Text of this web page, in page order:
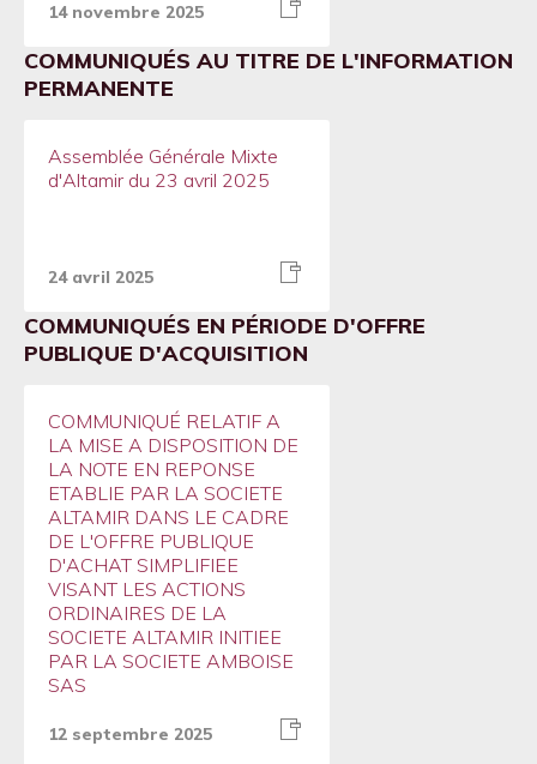
14 novembre 2025
COMMUNIQUÉS AU TITRE DE L'INFORMATION
PERMANENTE
Assemblée Générale Mixte
d'Altamir du 23 avril 2025
24 avril 2025
COMMUNIQUÉS EN PÉRIODE D'OFFRE
PUBLIQUE D'ACQUISITION
COMMUNIQUÉ RELATIF A
LA MISE A DISPOSITION DE
LA NOTE EN REPONSE
ETABLIE PAR LA SOCIETE
ALTAMIR DANS LE CADRE
DE L'OFFRE PUBLIQUE
D'ACHAT SIMPLIFIEE
VISANT LES ACTIONS
ORDINAIRES DE LA
SOCIETE ALTAMIR INITIEE
PAR LA SOCIETE AMBOISE
SAS
12 septembre 2025